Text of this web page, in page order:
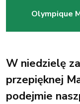
Olympique
W niedzielę
przepięknej
podejmie